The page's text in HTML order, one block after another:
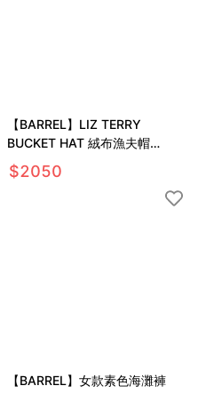
【BARREL】LIZ TERRY
BUCKET HAT 絨布漁夫帽
#TIEDYE
$2050
【BARREL】女款素色海灘褲